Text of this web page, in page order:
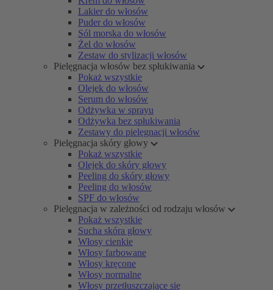
Lakier do włosów
Puder do włosów
Sól morska do włosów
Żel do włosów
Zestaw do stylizacji włosów
Pielęgnacja włosów bez spłukiwania
Pokaż wszystkie
Olejek do włosów
Serum do włosów
Odżywka w sprayu
Odżywka bez spłukiwania
Zestawy do pielęgnacji włosów
Pielęgnacja skóry głowy
Pokaż wszystkie
Olejek do skóry głowy
Peeling do skóry głowy
Peeling do włosów
SPF do włosów
Pielęgnacja w zależności od rodzaju włosów
Pokaż wszystkie
Sucha skóra głowy
Włosy cienkie
Włosy farbowane
Włosy kręcone
Włosy normalne
Włosy przetłuszczające się